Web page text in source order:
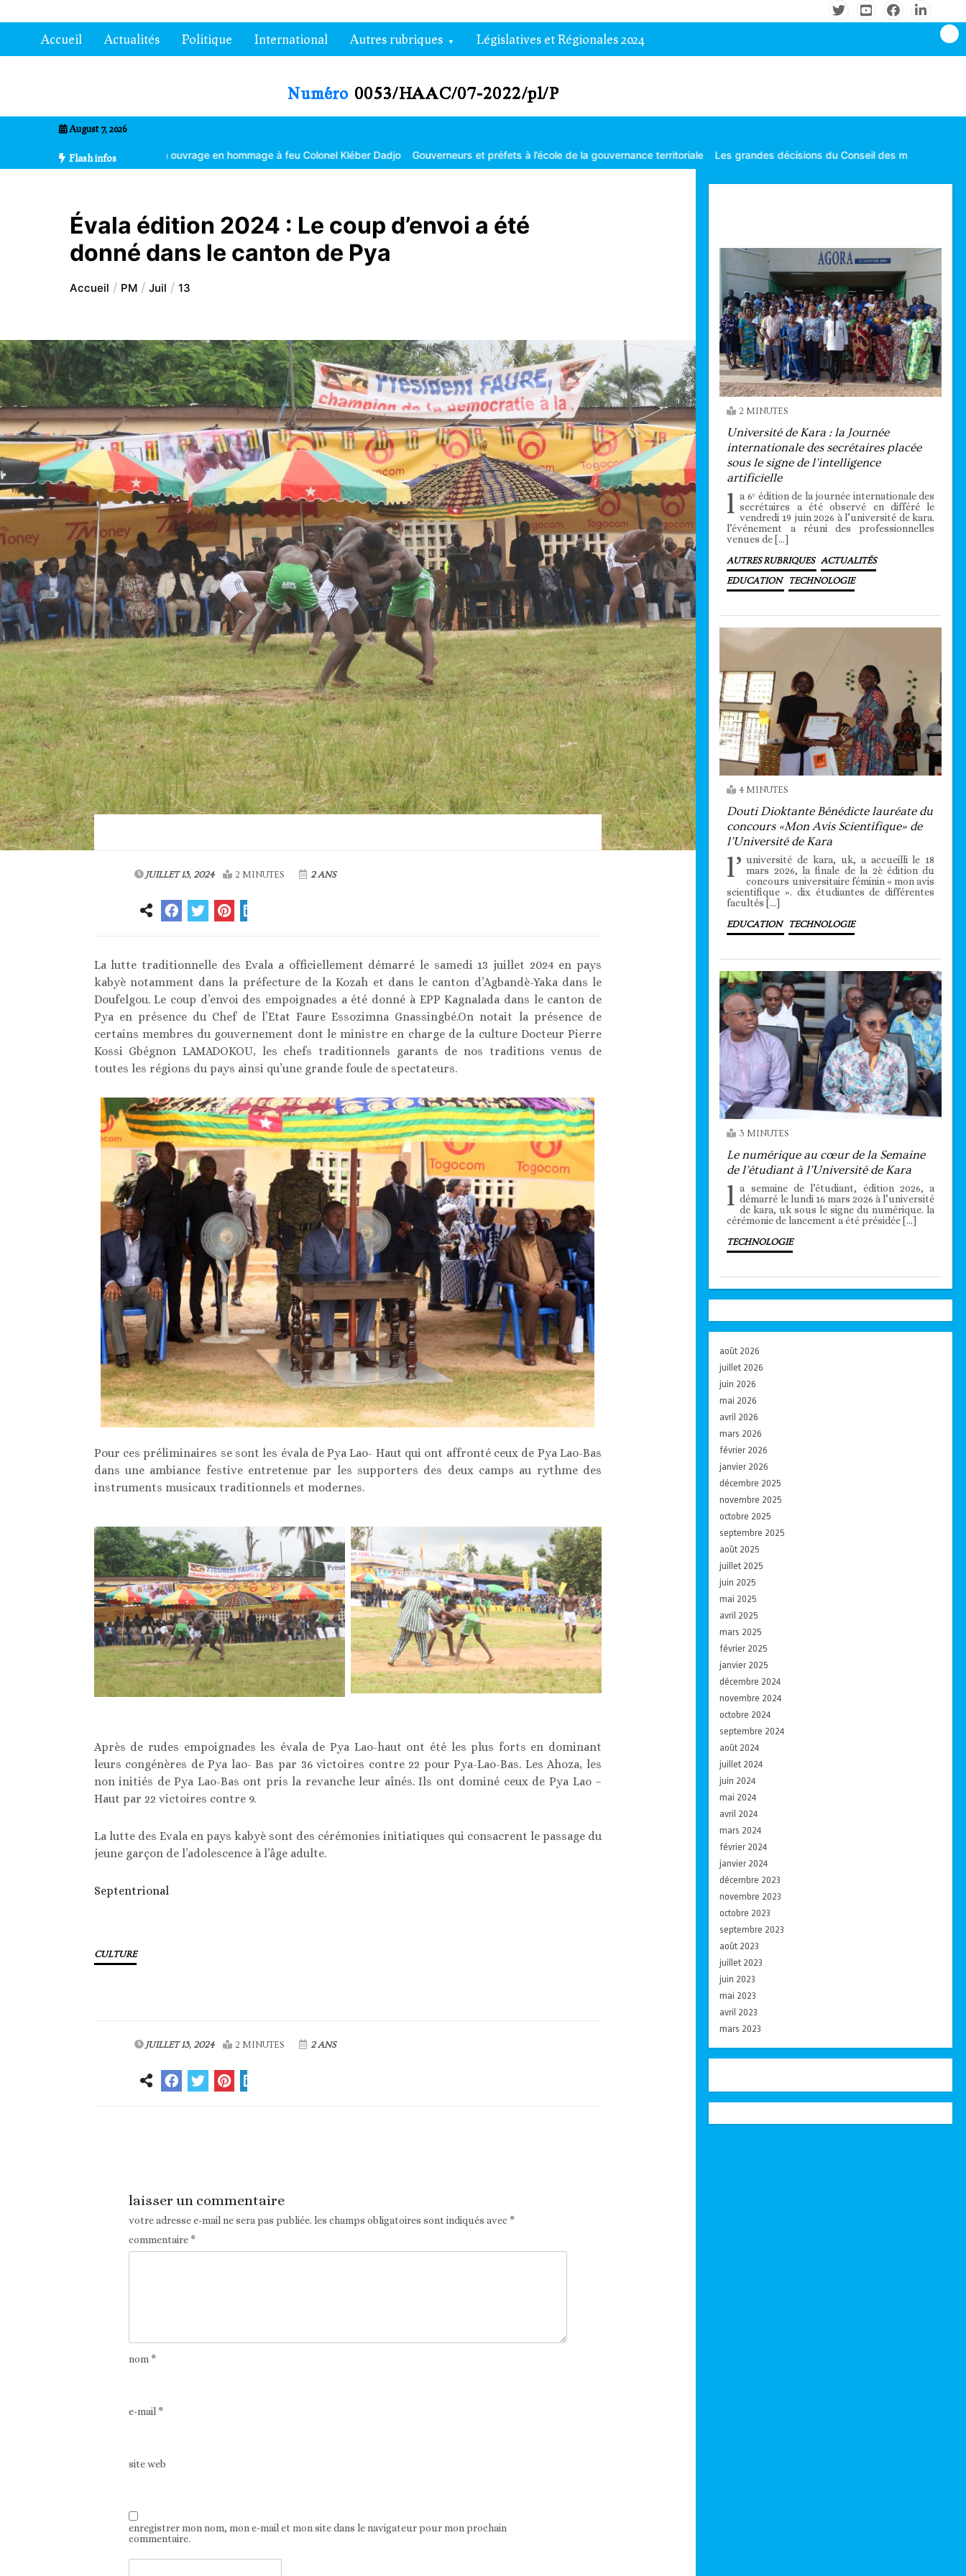
au
contenuAccueil Actualités Politique International Autres rubriques Législatives et Régionales 2024
August 7, 2026
Flash infos
Un ouvrage en hommage à feu Colonel Kléber Dadjo Gouverneurs et préfets à l’école de la gouvernance territoriale Les grandes décisions du Conseil des ministres tenu le mardi 04 Août
Évala édition 2024 : Le coup d’envoi a été
donné dans le canton de Pya
Accueil PM Juil 13
JUILLET 13, 2024 2 MINUTES 2 ANS
La lutte traditionnelle des Evala a officiellement démarré le samedi 13 juillet 2024 en pays
kabyè notamment dans la préfecture de la Kozah et dans le canton d’Agbandè-Yaka dans le
Doufelgou. Le coup d’envoi des empoignades a été donné à EPP Kagnalada dans le canton de
Pya en présence du Chef de l’Etat Faure Essozimna Gnassingbé.On notait la présence de
certains membres du gouvernement dont le ministre en charge de la culture Docteur Pierre
Kossi Gbégnon LAMADOKOU, les chefs traditionnels garants de nos traditions venus de
toutes les régions du pays ainsi qu’une grande foule de spectateurs.
Pour ces préliminaires se sont les évala de Pya Lao- Haut qui ont affronté ceux de Pya Lao-Bas
dans une ambiance festive entretenue par les supporters des deux camps au rythme des
instruments musicaux traditionnels et modernes.
Après de rudes empoignades les évala de Pya Lao-haut ont été les plus forts en dominant
leurs congénères de Pya lao- Bas par 36 victoires contre 22 pour Pya-Lao-Bas. Les Ahoza, les
non initiés de Pya Lao-Bas ont pris la revanche leur aînés. Ils ont dominé ceux de Pya Lao –
Haut par 22 victoires contre 9.
La lutte des Evala en pays kabyè sont des cérémonies initiatiques qui consacrent le passage du
jeune garçon de l’adolescence à l’âge adulte.
Septentrional
CULTURE
JUILLET 13, 2024 2 MINUTES 2 ANS
laisser un commentaire
votre adresse e-mail ne sera pas publiée. les champs obligatoires sont indiqués avec*
commentaire*
nom *
e-mail *
site web
enregistrer mon nom, mon e-mail et mon site dans le navigateur pour mon prochain
commentaire.
2 MINUTES
Université de Kara : la Journée
internationale des secrétaires placée
sous le signe de l’intelligence
artificielle
l a 6ᵉ édition de la journée internationale des
secrétaires a été observé en différé le
vendredi 19 juin 2026 à l’université de kara.
l’événement a réuni des professionnelles
venues de […]
AUTRES RUBRIQUES ACTUALITÉS
EDUCATION TECHNOLOGIE
4 MINUTES
Douti Dioktante Bénédicte lauréate du
concours «Mon Avis Scientifique» de
l’Université de Kara
l’ université de kara, uk, a accueilli le 18
mars 2026, la finale de la 2è édition du
concours universitaire féminin « mon avis
scientifique ». dix étudiantes de différentes
facultés […]
EDUCATION TECHNOLOGIE
3 MINUTES
Le numérique au cœur de la Semaine
de l’étudiant à l’Université de Kara
l a semaine de l’étudiant, édition 2026, a
démarré le lundi 16 mars 2026 à l’université
de kara, uk sous le signe du numérique. la
cérémonie de lancement a été présidée […]
TECHNOLOGIE
août 2026
juillet 2026
juin 2026
mai 2026
avril 2026
mars 2026
février 2026
janvier 2026
décembre 2025
novembre 2025
octobre 2025
septembre 2025
août 2025
juillet 2025
juin 2025
mai 2025
avril 2025
mars 2025
février 2025
janvier 2025
décembre 2024
novembre 2024
octobre 2024
septembre 2024
août 2024
juillet 2024
juin 2024
mai 2024
avril 2024
mars 2024
février 2024
janvier 2024
décembre 2023
novembre 2023
octobre 2023
septembre 2023
août 2023
juillet 2023
juin 2023
mai 2023
avril 2023
mars 2023